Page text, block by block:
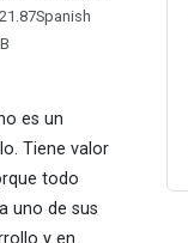
Spanish
es un
Tiene valor
todo
uno de sus
y en